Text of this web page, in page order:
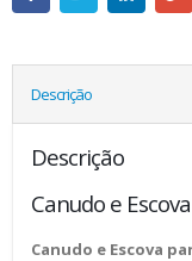
Descrição
Descrição
Canudo e
Canudo e Escova